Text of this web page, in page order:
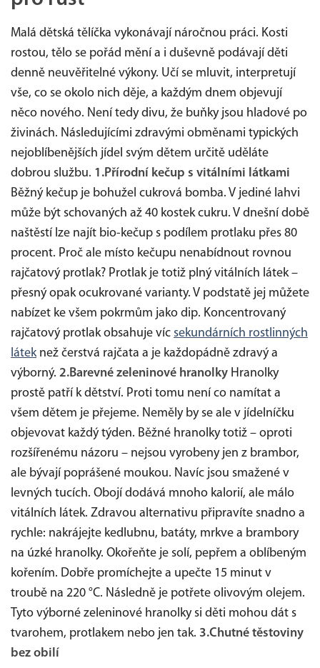
Malá dětská tělíčka vykonávají náročnou práci. Kosti
rostou, tělo se pořád mění a i duševně podávají děti
denně neuvěřitelné výkony. Učí se mluvit, interpretují
vše, co se okolo nich děje, a každým dnem objevují
něco nového. Není tedy divu, že buňky jsou hladové po
živinách. Následujícími zdravými obměnami typických
nejoblíbenějších jídel svým dětem určitě uděláte
dobrou službu. 1.Přírodní kečup s vitálními látkami
Běžný kečup je bohužel cukrová bomba. V jediné lahvi
může být schovaných až 40 kostek cukru. V dnešní době
naštěstí lze najít bio-kečup s podílem protlaku přes 80
procent. Proč ale místo kečupu nenabídnout rovnou
rajčatový protlak? Protlak je totiž plný vitálních látek –
přesný opak ocukrované varianty. V podstatě jej můžete
nabízet ke všem pokrmům jako dip. Koncentrovaný
rajčatový protlak obsahuje víc sekundárních rostlinných
láteknež čerstvá rajčata a je každopádně zdravý a
výborný. 2.Barevné zeleninové hranolky Hranolky
prostě patří k dětství. Proti tomu není co namítat a
všem dětem je přejeme. Neměly by se ale v jídelníčku
objevovat každý týden. Běžné hranolky totiž – oproti
rozšířenému názoru – nejsou vyrobeny jen z brambor,
ale bývají poprášené moukou. Navíc jsou smažené v
levných tucích. Obojí dodává mnoho kalorií, ale málo
vitálních látek. Zdravou alternativu připravíte snadno a
rychle: nakrájejte kedlubnu, batáty, mrkve a brambory
na úzké hranolky. Okořeňte je solí, pepřem a oblíbeným
kořením. Dobře promíchejte a upečte 15 minut v
troubě na 220 °C. Následně je potřete olivovým olejem.
Tyto výborné zeleninové hranolky si děti mohou dát s
tvarohem, protlakem nebo jen tak. 3.Chutné těstoviny
bez obilí